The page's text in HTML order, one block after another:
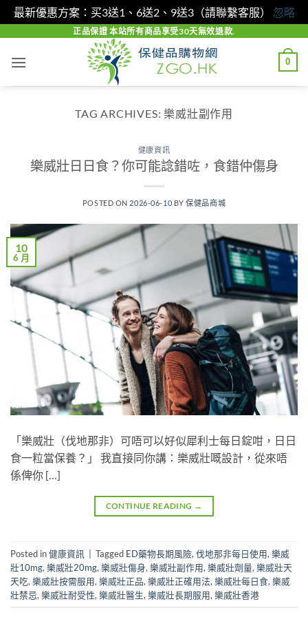
最新優惠方案：买3送1、6送2、9送3（請聯繫客服） 忽略
content
正品保證 本站所有商品享受30天無效退款.
0
TAG ARCHIVES:樂威壯副作用
健康資訊
樂威壯日日食？你可能諗錯咗，食錯仲傷身
POSTED ON 2026-06-10 BY保健品商城
10
6 月
「樂威壯（伐地那非）可唔可以好似犀利士每日錠咁，日日
食一粒當保養？」 我直接同你講：樂威壯嘅設計，從來唔
係俾你 […]
CONTINUE READING →
Posted in健康資訊 Tagged ED藥物長期風險, 伐地那非每日使用, 樂威
壯10mg, 樂威壯20mg, 樂威壯傷身, 樂威壯副作用, 樂威壯劑量, 樂威壯天
天吃, 樂威壯按需服用, 樂威壯正品, 樂威壯正確用法, 樂威壯每日食, 樂威
壯禁忌, 樂威壯耐受性, 樂威壯醫生, 樂威壯長期服用, 樂威壯香港